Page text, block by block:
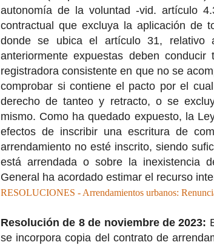
autonomía de la voluntad -vid. artículo
contractual que excluya la aplicación de
donde se ubica el artículo 31, relativo
anteriormente expuestas deben
registradora consistente en que no se
comprobar si contiene el pacto por el
derecho de tanteo y retracto, o se
mismo. Como ha quedado expuesto, la
efectos de inscribir una escritura de
arrendamiento no esté inscrito, siendo
está arrendada o sobre la inexistencia
General ha acordado estimar el recurso
RESOLUCIONES - Arrendamientos urbanos:
Resolución de 8 de noviembre de 2023:
se incorpora copia del contrato de